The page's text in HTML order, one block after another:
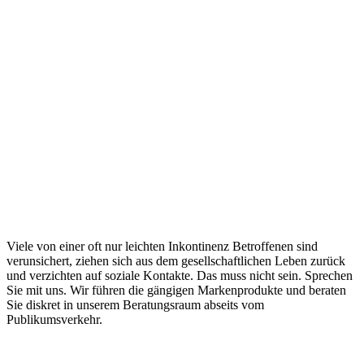
Viele von einer oft nur leichten Inkontinenz Betroffenen sind
verunsichert, ziehen sich aus dem gesellschaftlichen Leben zurück
und verzichten auf soziale Kontakte. Das muss nicht sein. Sprechen
Sie mit uns. Wir führen die gängigen Markenprodukte und beraten
Sie diskret in unserem Beratungsraum abseits vom
Publikumsverkehr.